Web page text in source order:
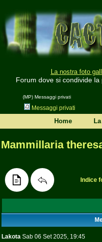
La nostra foto
Forum dove si condivide
(MP) Messaggi privati
Messaggi privati
Home
Mammillaria
Indice
Lakota Sab 06 Set 2025, 19:45